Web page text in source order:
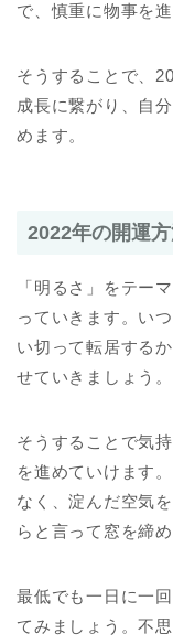
で、慎重に物事を
そうすることで、
成長に繋がり、自
めます。
2022年の開運
「明るさ」をテー
っていきます。い
い切って転居する
せていきましょう。
そうすることで気
を進めていけます
なく、淀んだ空気
らと言って窓を締
最低でも一日に一
てみましょう。不